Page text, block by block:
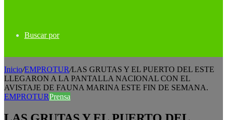
Buscar por
Inicio/EMPROTUR/LAS GRUTAS Y EL PUERTO DEL ESTE
LLEGARON A LA PANTALLA NACIONAL CON EL
AVISTAJE DE FAUNA MARINA ESTE FIN DE SEMANA.
EMPROTURPrensa